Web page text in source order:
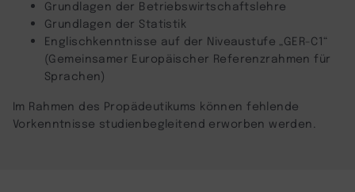
Grundlagen der Betriebswirtschaftslehre
Grundlagen der Statistik
Englischkenntnisse auf der Niveaustufe „GER-C1“
(Gemeinsamer Europäischer Referenzrahmen für
Sprachen)
Im Rahmen des Propädeutikums können fehlende
Vorkenntnisse studienbegleitend erworben werden.